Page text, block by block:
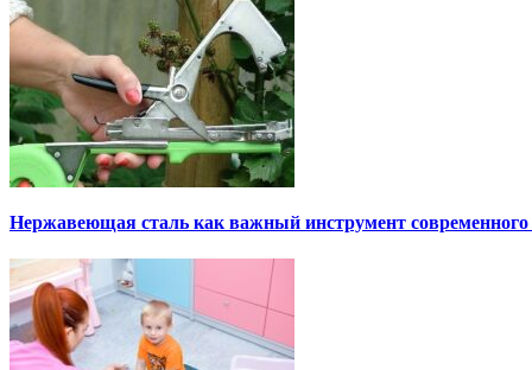
Нержавеющая сталь как важный инструмент